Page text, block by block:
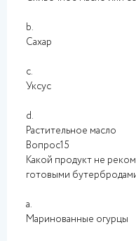
b.
Сахар
c.
Уксус
d.
Растительное масло
Вопрос15
Какой продукт не
готовыми
a.
Маринованные огурцы